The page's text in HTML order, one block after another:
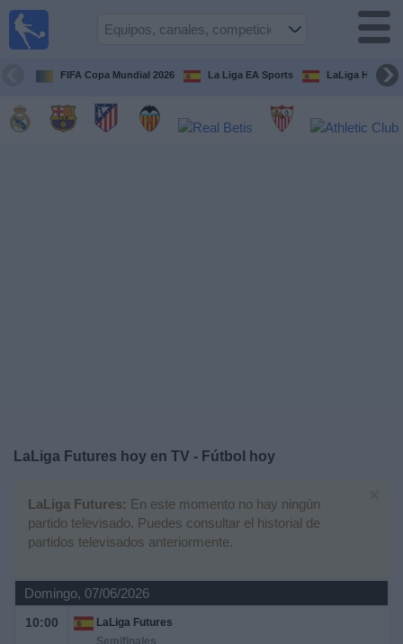
FIFA Copa Mundial 2026 La Liga EA Sports LaLiga
LaLiga Futures hoy en TV - Fútbol hoy
LaLiga Futures: En este momento no hay ningún
partido televisado. Puedes consultar el historial de
partidos televisados anteriormente.
Domingo, 07/06/2026
10:00
LaLiga Futures
Semifinales
Guía de
Televisados
Noticias
Widget